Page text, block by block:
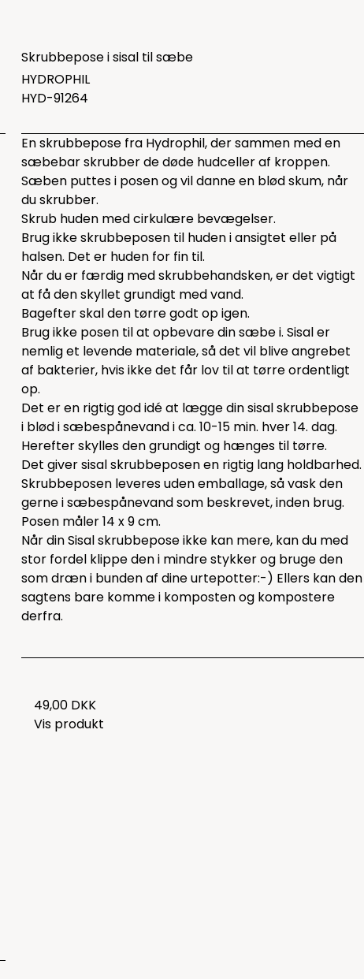
Skrubbepose i sisal til sæbe
HYDROPHIL
HYD-91264
En skrubbepose fra Hydrophil, der sammen med en
sæbebar skrubber de døde hudceller af kroppen.
Sæben puttes i posen og vil danne en blød skum, når
du skrubber.
Skrub huden med cirkulære bevægelser.
Brug ikke skrubbeposen til huden i ansigtet eller på
halsen. Det er huden for fin til.
Når du er færdig med skrubbehandsken, er det vigtigt
at få den skyllet grundigt med vand.
Bagefter skal den tørre godt op igen.
Brug ikke posen til at opbevare din sæbe i. Sisal er
nemlig et levende materiale, så det vil blive angrebet
af bakterier, hvis ikke det får lov til at tørre ordentligt
op.
Det er en rigtig god idé at lægge din sisal skrubbepose
i blød i sæbespånevand i ca. 10-15 min. hver 14. dag.
Herefter skylles den grundigt og hænges til tørre.
Det giver sisal skrubbeposen en rigtig lang holdbarhed.
Skrubbeposen leveres uden emballage, så vask den
gerne i sæbespånevand som beskrevet, inden brug.
Posen måler 14 x 9 cm.
Når din Sisal skrubbepose ikke kan mere, kan du med
stor fordel klippe den i mindre stykker og bruge den
som dræn i bunden af dine urtepotter:-) Ellers kan den
sagtens bare komme i komposten og kompostere
derfra.
49,00 DKK
Vis produkt